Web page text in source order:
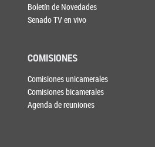
Boletín de Novedades
Senado TV en vivo
COMISIONES
Comisiones unicamerales
Comisiones bicamerales
Agenda de reuniones